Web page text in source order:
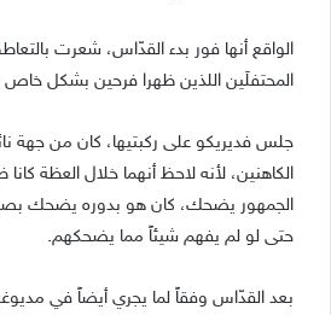
الواقع أنها فور بدء القدّاس، شعرت
المحتفلَين اللذين ظهرا فرحين بشكل
جلس فديريكو على ركبتيها، كان من جهة
الكاهنين، لأنه لاحظ أنهما خلال العظة
الجمهور يضحك، كان هو بدوره يضحك
حتى لو لم يفهم شيئاً مما يضحكهم.
بعد القدّاس وفقاً لما يجري أيضاً في